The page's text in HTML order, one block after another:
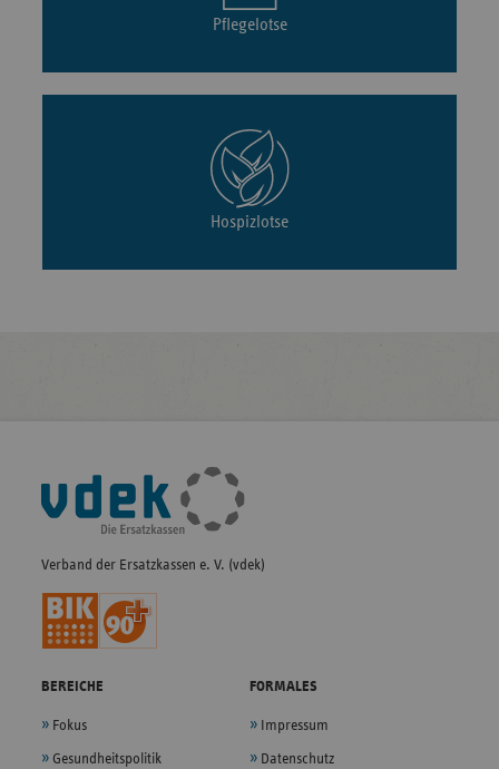
Pflegelotse
Hospizlotse
Fußleisten-
Navigation
Verband der Ersatzkassen e. V. (vdek)
BEREICHE
Fokus
Gesundheitspolitik
FORMALES
Impressum
Datenschutz